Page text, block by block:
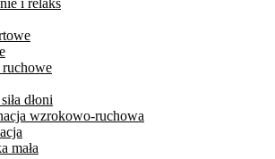
i relaks
dłoni
wzrokowo-ruchowa
mała